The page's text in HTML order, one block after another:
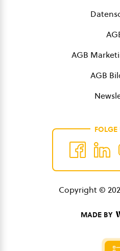
AGB
AGB
FOLGE
Copyright ©
MADE BY